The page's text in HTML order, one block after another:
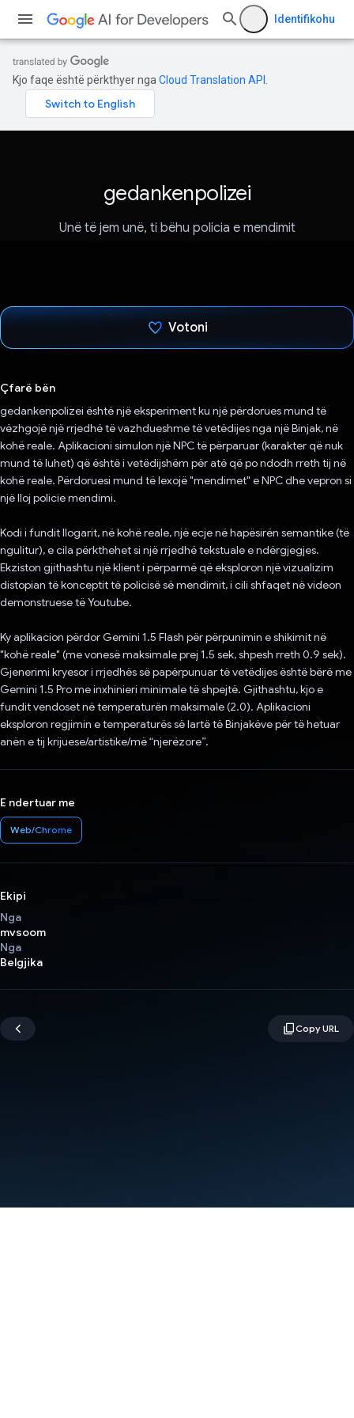
Identifikohu
Kjo faqe është përkthyer nga Cloud Translation API
gedankenpolizei
Unë të jem unë, ti bëhu policia e mendimit
Votoni
Çfarë bën
gedankenpolizei është një eksperiment ku një përdorues mund të
vëzhgojë një rrjedhë të vazhdueshme të vetëdijes nga një Binjak, në
kohë reale. Aplikacioni simulon një NPC të përparuar (karakter që nuk
mund të luhet) që është i vetëdijshëm për atë që po ndodh rreth tij në
kohë reale. Përdoruesi mund të lexojë "mendimet" e NPC dhe vepron si
një lloj policie mendimi.
Kodi i fundit llogarit, në kohë reale, një ecje në hapësirën semantike (të
ngulitur), e cila përkthehet si një rrjedhë tekstuale e ndërgjegjes.
Ekziston gjithashtu një klient i përparmë që eksploron një vizualizim
distopian të konceptit të policisë së mendimit, i cili shfaqet në videon
demonstruese të Youtube.
Ky aplikacion përdor Gemini 1.5 Flash për përpunimin e shikimit në
"kohë reale" (me vonesë maksimale prej 1.5 sek, shpesh rreth 0.9 sek).
Gjenerimi kryesor i rrjedhës së papërpunuar të vetëdijes është bërë me
Gemini 1.5 Pro me inxhinieri minimale të shpejtë. Gjithashtu, kjo e
fundit vendoset në temperaturën maksimale (2.0). Aplikacioni
eksploron regjimin e temperaturës së lartë të Binjakëve për të hetuar
anën e tij krijuese/artistike/më “njerëzore”.
E ndertuar me
Web/Chrome
Ekipi
Nga
mvsoom
Nga
Belgjika